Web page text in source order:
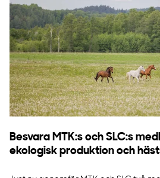
Besvara MTK:s och SLC:s
ekologisk produktion och